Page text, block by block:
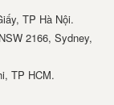
TP Hà Nội.
2166, Sydney,
TP HCM.